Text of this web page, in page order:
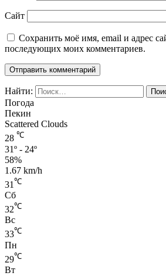
Сайт
Сохранить моё имя, email и адрес
последующих моих комментариев.
Найти:
Погода
Пекин
Scattered Clouds
28 ℃
31º - 24º
58%
1.67 km/h
31 ℃
Сб
32℃
Вс
33℃
Пн
29℃
Вт